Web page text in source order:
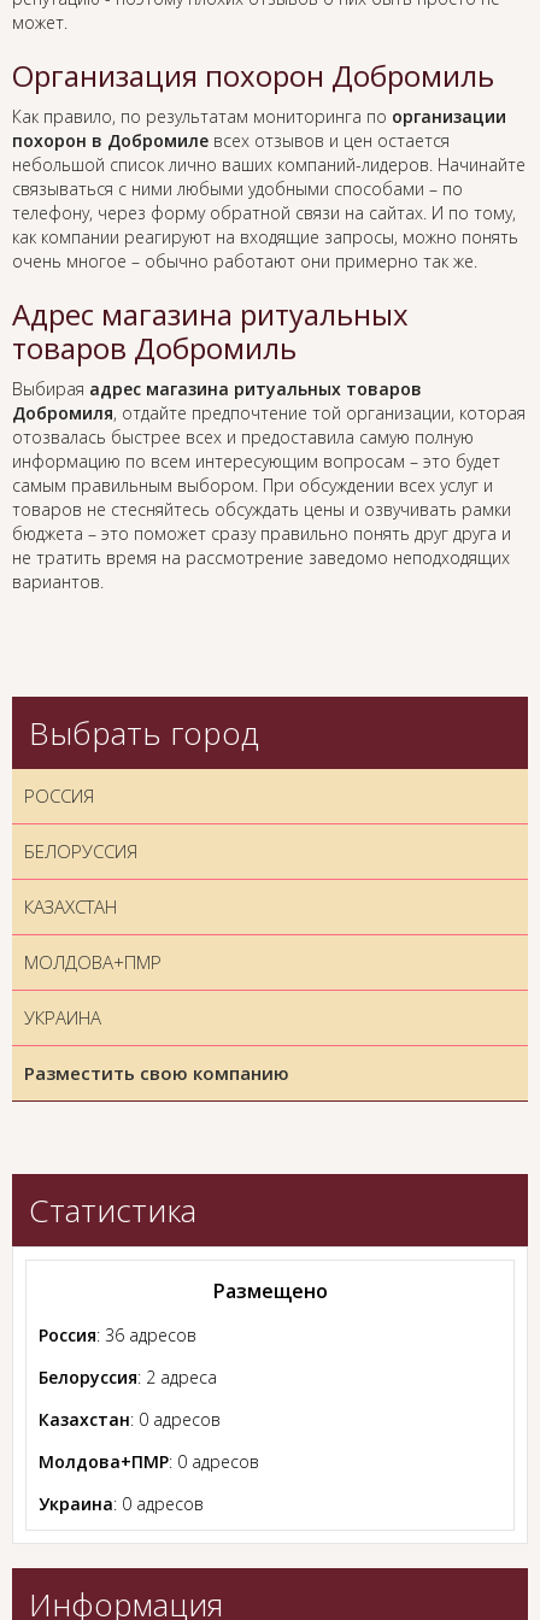
может.
Организация похорон Добромиль
Как правило, по результатам мониторинга по организации
похорон в Добромиле всех отзывов и цен остается
небольшой список лично ваших компаний-лидеров. Начинайте
связываться с ними любыми удобными способами – по
телефону, через форму обратной связи на сайтах. И по тому,
как компании реагируют на входящие запросы, можно понять
очень многое – обычно работают они примерно так же.
Адрес магазина ритуальных
товаров Добромиль
Выбирая адрес магазина ритуальных товаров
Добромиля, отдайте предпочтение той организации, которая
отозвалась быстрее всех и предоставила самую полную
информацию по всем интересующим вопросам – это будет
самым правильным выбором. При обсуждении всех услуг и
товаров не стесняйтесь обсуждать цены и озвучивать рамки
бюджета – это поможет сразу правильно понять друг друга и
не тратить время на рассмотрение заведомо неподходящих
вариантов.
Выбрать город
РОССИЯ
БЕЛОРУССИЯ
КАЗАХСТАН
МОЛДОВА+ПМР
УКРАИНА
Разместить свою компанию
Статистика
Размещено
Россия: 36 адресов
Белоруссия: 2 адреса
Казахстан: 0 адресов
Молдова+ПМР: 0 адресов
Украина: 0 адресов
Информация